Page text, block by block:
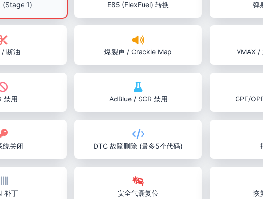
(Stage 1) E85 (FlexFuel) 转换 弹
/ 断油 爆裂声 / Crackle Map VMAX /
禁用 AdBlue / SCR 禁用 GPF/
统关闭 DTC 故障删除 (最多5个代码)
补丁 安全气囊复位 恢